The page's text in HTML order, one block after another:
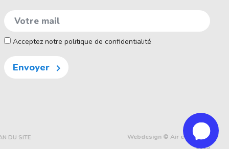
Acceptez notre politique de confidentialité
Envoyer 
DU SITE
Webdesign © Air et Volume
2025